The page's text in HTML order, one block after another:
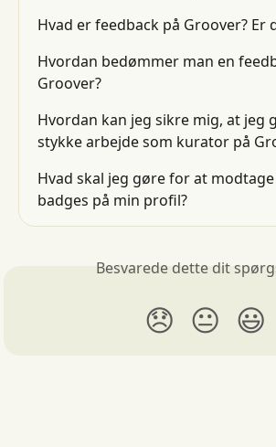
Hvad er feedback på Groover? Er
Hvordan bedømmer man en
Groover?
Hvordan kan jeg sikre mig, at jeg
stykke arbejde som kurator på
Hvad skal jeg gøre for at
badges på min profil?
Besvarede dette dit
😞 😐 😃